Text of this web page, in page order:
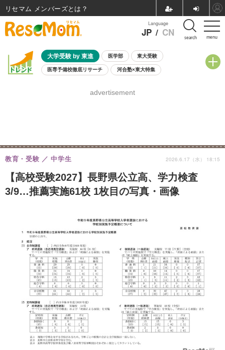
menu
Language
JP / CN search
大学受験 by 東進 医学部 東大受験
医専予備校徹底リサーチ 河合塾×東大特集
8月開催学校説明会・相談会
advertisement
【高校受験2027】長野県公立高、学力検査
3/9…推薦実施61校 1枚目の写真・画像
教育・受験 中学生 2026.6.17（水） 18:15
リセマム メンバーズ